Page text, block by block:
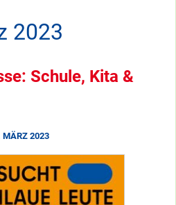
2023
Schule, Kita &
MÄRZ 2023